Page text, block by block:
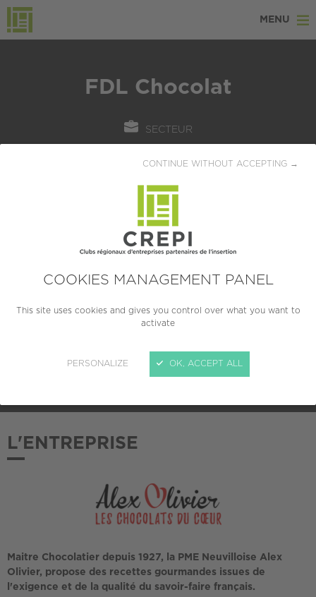
COOKIES MANAGEMENT PANEL
This site uses cookies and gives you control over what you want to
activate
PERSONALIZE
CONTINUE WITHOUT ACCEPTING →
OK, ACCEPT ALL
MENU
FDL Chocolat
SECTEUR
LOCALISATION
NEUVILLE-AUX-BOIS (45170)
CRÉATION
PME (10 à 249 salariés)
L'ENTREPRISE
Maitre Chocolatier depuis 1927, la PME Neuvilloise Alex
Olivier, propose des recettes gourmandes issues de
l'exigence et de la qualité du savoir-faire français.